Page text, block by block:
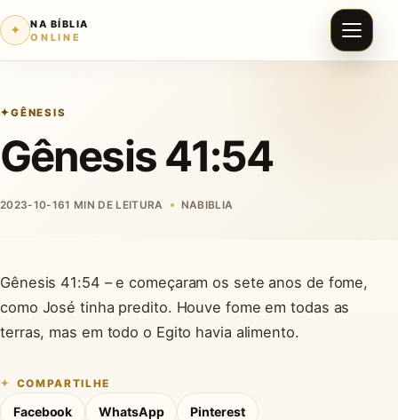
✦
NA BÍBLIA
ONLINE
GÊNESIS
Gênesis 41:54
2023-10-161 MIN DE LEITURA NABIBLIA
Gênesis 41:54 – e começaram os sete anos de fome,
como José tinha predito. Houve fome em todas as
terras, mas em todo o Egito havia alimento.
COMPARTILHE
Facebook WhatsApp Pinterest